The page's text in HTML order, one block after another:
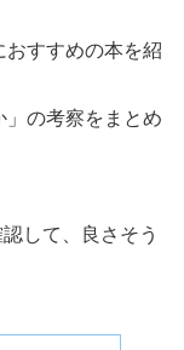
すすめの本を紹
の考察をまとめ
して、良さそう